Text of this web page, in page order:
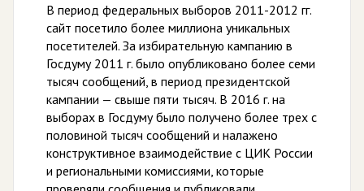
В период федеральных выборов 2011-2012 гг.
сайт посетило более миллиона уникальных
посетителей. За избирательную кампанию в
Госдуму 2011 г. было опубликовано более семи
тысяч сообщений, в период президентской
кампании — свыше пяти тысяч. В 2016 г. на
выборах в Госдуму было получено более трех с
половиной тысяч сообщений и налажено
конструктивное взаимодействие с ЦИК России
и региональными комиссиями, которые